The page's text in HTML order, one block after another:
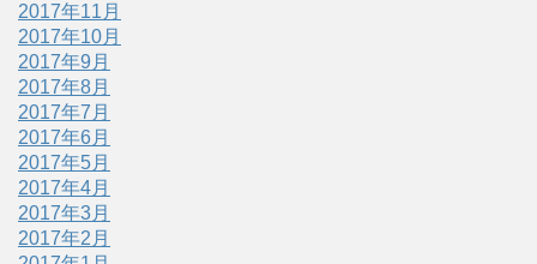
2017年11月
2017年10月
2017年9月
2017年8月
2017年7月
2017年6月
2017年5月
2017年4月
2017年3月
2017年2月